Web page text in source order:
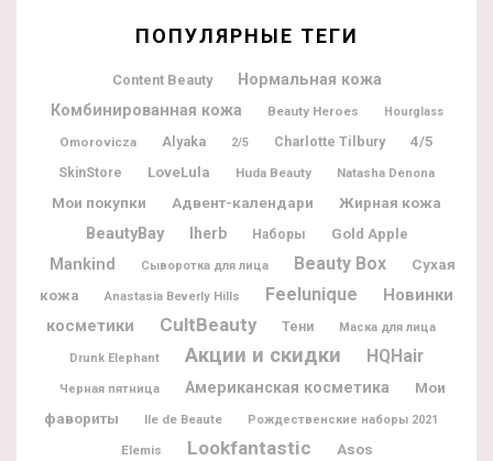
ПОПУЛЯРНЫЕ ТЕГИ
Content Beauty
Нормальная кожа
Комбинированная кожа
Beauty Heroes Hourglass
Omorovicza Alyaka 2/5 Charlotte Tilbury 4/5
SkinStore LoveLula Huda Beauty Natasha Denona
Мои покупки Адвент-календари Жирная кожа
BeautyBay Iherb Наборы Gold Apple
Mankind Сыворотка для лица Beauty Box
Сухая
кожа
Anastasia Beverly Hills Feelunique
Новинки
косметики
CultBeauty Тени Маска для лица
Drunk Elephant Акции и скидки HQHair
Черная пятница Американская косметика
Мои
фавориты
Ile de Beaute Рождественские наборы 2021
Elemis Lookfantastic
Asos